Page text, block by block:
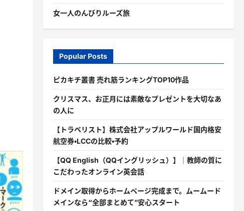
女一人のんびりルーズ旅
Popular Posts
ピカキチ叢書 売れ筋ランキングTOP10作品
クリスマス、お正月には素敵なプレゼントを大切なあ
の人に
【トラベリスト】株式会社アップルワールド国内格安
航空券・LCCの比較・予約
【QQ English（QQイングリッシュ）】｜教師の質に
こだわったオンライン英会話
ドメイン取得からホームページ完成まで。ムームード
メインなら“全部まとめて”安心スタート